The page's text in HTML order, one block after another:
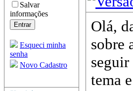
Salvar
informações
Esqueci minha
senha
Novo Cadastro
Olá,
sobre
tema